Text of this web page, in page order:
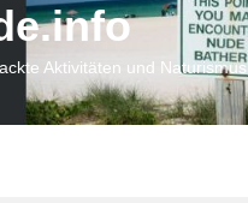
Aktivitäten und Naturismus